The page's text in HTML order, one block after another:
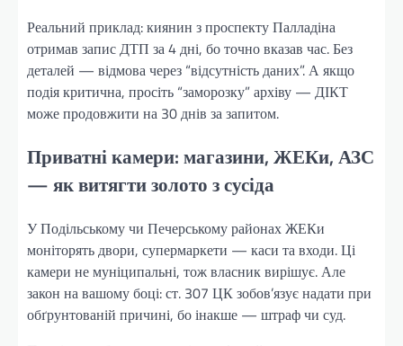
Реальний приклад: киянин з проспекту Палладіна
отримав запис ДТП за 4 дні, бо точно вказав час. Без
деталей — відмова через “відсутність даних”. А якщо
подія критична, просіть “заморозку” архіву — ДІКТ
може продовжити на 30 днів за запитом.
Приватні камери: магазини, ЖЕКи, АЗС
— як витягти золото з сусіда
У Подільському чи Печерському районах ЖЕКи
моніторять двори, супермаркети — каси та входи. Ці
камери не муніципальні, тож власник вирішує. Але
закон на вашому боці: ст. 307 ЦК зобов’язує надати при
обґрунтованій причині, бо інакше — штраф чи суд.